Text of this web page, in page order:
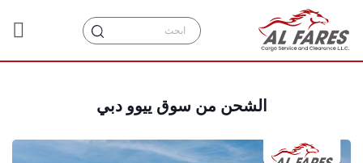
الشحن من سوق ييوو دبي